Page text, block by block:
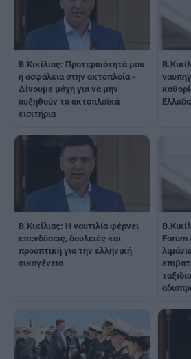
Β.Κικίλιας: Προτεραιότητά μου
η ασφάλεια στην ακτοπλοΐα -
Δίνουμε μάχη για να μην
αυξηθούν τα ακτοπλοϊκά
εισιτήρια
Β.Κικίλιας: Η ναυτιλία φέρνει
επενδύσεις, δουλειές και
προοπτική για την ελληνική
οικογένεια
Forum